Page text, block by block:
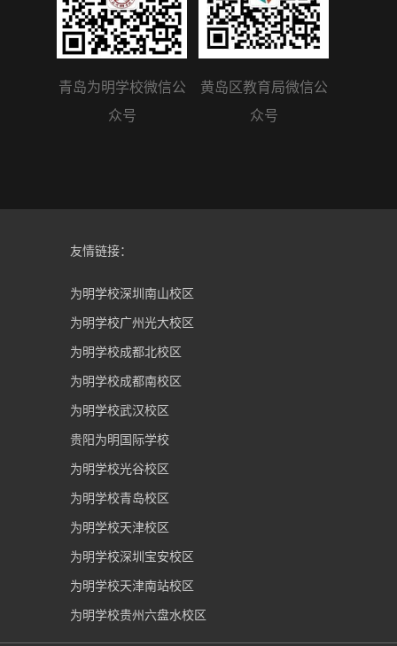
青岛为明学校微信公
众号
黄岛区教育局微信公
众号
友情链接：
为明学校深圳南山校区
为明学校广州光大校区
为明学校成都北校区
为明学校成都南校区
为明学校武汉校区
贵阳为明国际学校
为明学校光谷校区
为明学校青岛校区
为明学校天津校区
为明学校深圳宝安校区
为明学校天津南站校区
为明学校贵州六盘水校区